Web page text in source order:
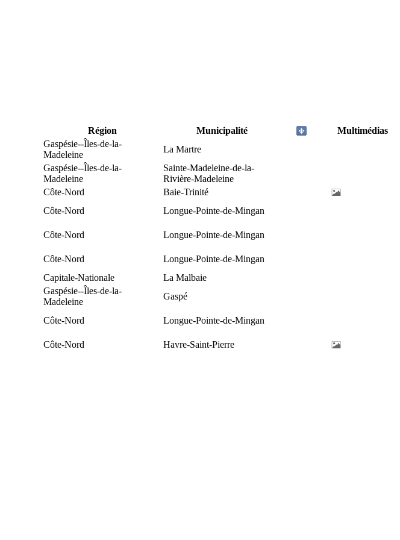
Région Municipalité
Multimédias
Gaspésie--Îles-de-la-
Madeleine
La Martre
Gaspésie--Îles-de-la-
Madeleine
Sainte-Madeleine-de-la-
Rivière-Madeleine
Côte-Nord
Baie-Trinité
Côte-Nord Longue-Pointe-de-Mingan
Côte-Nord Longue-Pointe-de-Mingan
Côte-Nord
Longue-Pointe-de-Mingan
Capitale-Nationale
La Malbaie
Gaspésie--Îles-de-la-
Madeleine
Gaspé
Côte-Nord Longue-Pointe-de-Mingan
Côte-Nord Havre-Saint-Pierre